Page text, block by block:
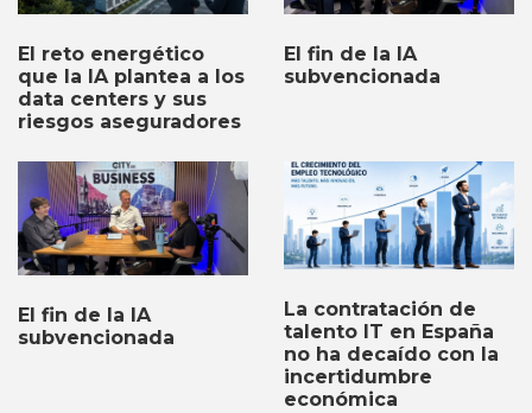
El reto energético
que la IA plantea a los
data centers y sus
riesgos aseguradores
El fin de la IA
subvencionada
El fin de la IA
subvencionada
La contratación de
talento IT en España
no ha decaído con la
incertidumbre
económica